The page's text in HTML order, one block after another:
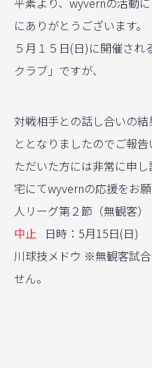
にありがとうございます。
５月１５日(日)に開催され
クラブ」ですが、
対戦相手との話し合いの
ととなりましたのでご報
ただいた方には非常に申
宅にてwyvernの応援を
人リーグ第２節（無観客
中止 日時：5月15日(日)
川球技メドウ ※無観客試
せん。